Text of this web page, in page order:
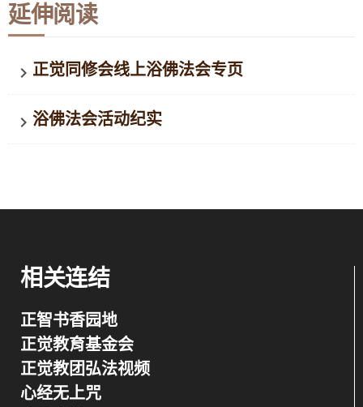
延伸阅读
keyboard_arrow_right正觉同修会线上浴佛法会专页
keyboard_arrow_right浴佛法会活动纪实
相关连结
正智书香园地
正觉教育基金会
正觉教团弘法视频
心经无上咒